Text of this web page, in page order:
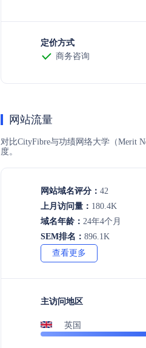
定价方式
商务咨询
网站流量
对比CityFibre与功绩网络大学（Merit
度。
网站域名评分： 42
上月访问量： 180.4K
域名年龄： 24年4个月
SEM排名： 896.1K
查看更多
主访问地区
英国